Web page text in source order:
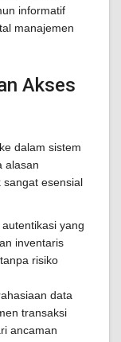
informatif
manajemen
Akses
dalam sistem
alasan
sangat esensial
yang
inventaris
risiko
data
transaksi
ancaman